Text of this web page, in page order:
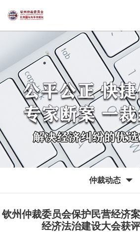
仲裁动态
钦州仲裁委员会保护民营经济
经济法治建设大会获